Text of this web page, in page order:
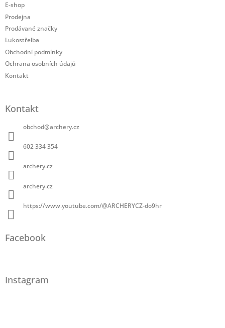
E-shop
Prodejna
Prodávané značky
Lukostřelba
Obchodní podmínky
Ochrana osobních údajů
Kontakt
Kontakt
obchod@archery.cz
602 334 354
archery.cz
archery.cz
https://www.youtube.com/@ARCHERYCZ-do9hr
Facebook
Instagram